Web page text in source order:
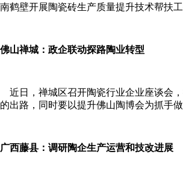
南鹤壁开展陶瓷砖生产质量提升技术帮扶工
佛山禅城：政企联动探路陶业转型
近日，禅城区召开陶瓷行业企业座谈会
的出路，同时要以提升佛山陶博会为抓手
广西藤县：调研陶企生产运营和技改进展